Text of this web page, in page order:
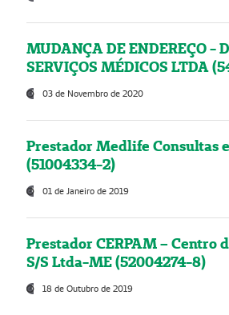
MUDANÇA DE ENDEREÇO -
SERVIÇOS MÉDICOS LTDA
03 de Novembro de 2020
Prestador Medlife Consultas
(51004334-2)
01 de Janeiro de 2019
Prestador CERPAM – Centro
S/S Ltda-ME (52004274-8)
18 de Outubro de 2019